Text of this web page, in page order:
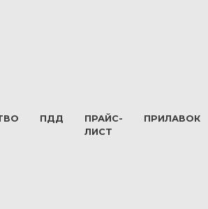
ПДД
ПРАЙС-
ЛИСТ
ПРИЛАВОК